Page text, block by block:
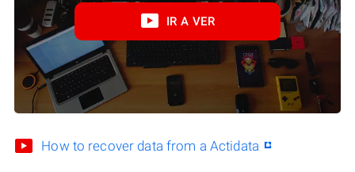
IR A VER
How to recover data from a Actidata